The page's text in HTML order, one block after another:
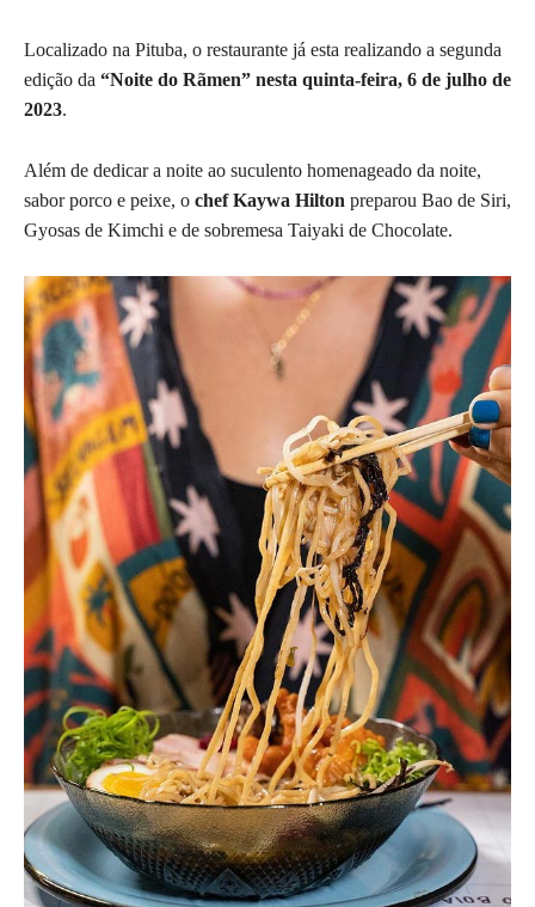
Localizado na Pituba, o restaurante já esta realizando a segunda
edição da “Noite do Rãmen” nesta quinta-feira, 6 de julho de
2023.
Além de dedicar a noite ao suculento homenageado da noite,
sabor porco e peixe, o chef Kaywa Hilton preparou Bao de Siri,
Gyosas de Kimchi e de sobremesa Taiyaki de Chocolate.